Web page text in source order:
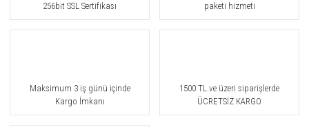
256bit SSL Sertifikası
paketi hizmeti
Maksimum 3 iş günü içinde
Kargo İmkanı
1500 TL ve üzeri siparişlerde
ÜCRETSİZ KARGO